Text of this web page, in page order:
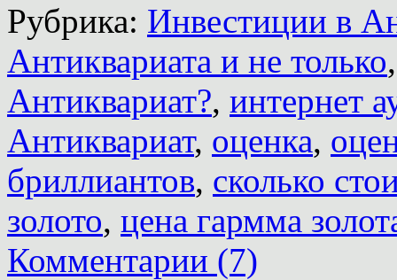
Рубрика: Инвестиции в
Антиквариата и не только
Антиквариат?, интернет
Антиквариат, оценка,
бриллиантов, сколько
золото, цена гармма
Комментарии (7)